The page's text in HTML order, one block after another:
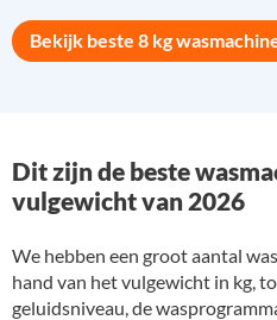
Bekijk beste 8 kg
Dit zijn de beste
vulgewicht van 2026
We hebben een groot aantal
hand van het vulgewicht in kg,
geluidsniveau, de